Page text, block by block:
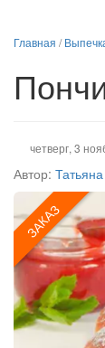
Главная /
четверг, 3
Автор: Татьяна
ЗАКАЗ